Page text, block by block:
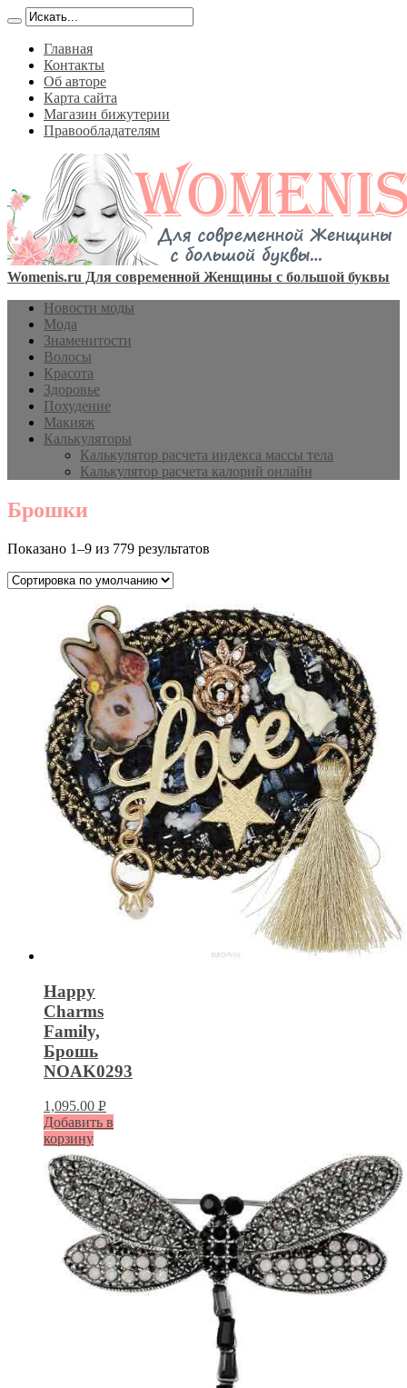
Главная
Контакты
Об авторе
Карта сайта
Магазин бижутерии
Правообладателям
Womenis.ru Для современной Женщины с большой буквы
Новости моды
Мода
Знаменитости
Волосы
Красота
Здоровье
Похудение
Макияж
Калькуляторы
Калькулятор расчета индекса массы тела
Калькулятор расчета калорий онлайн
Брошки
Показано 1–9 из 779 результатов
Happy
Charms
Family,
Брошь
NOAK0293
1,095.00 Р
УБ.
Добавить в
корзину